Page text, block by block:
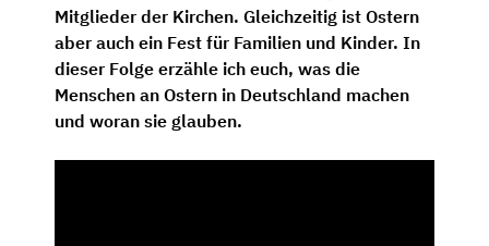
Mitglieder der Kirchen. Gleichzeitig ist Ostern
aber auch ein Fest für Familien und Kinder. In
dieser Folge erzähle ich euch, was die
Menschen an Ostern in Deutschland machen
und woran sie glauben.